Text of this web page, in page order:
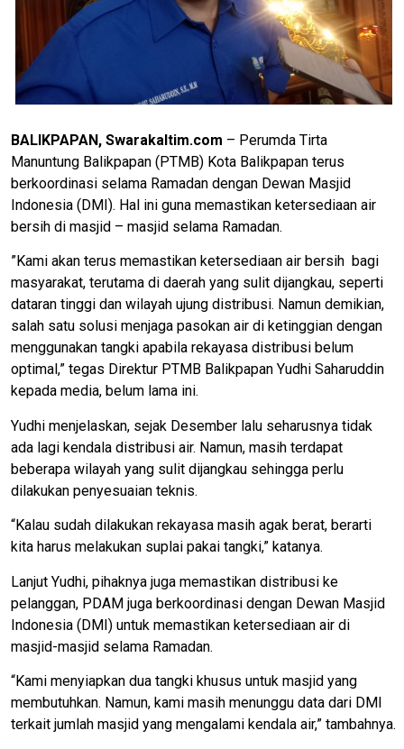
BALIKPAPAN, Swarakaltim.com – Perumda Tirta
Manuntung Balikpapan (PTMB) Kota Balikpapan terus
berkoordinasi selama Ramadan dengan Dewan Masjid
Indonesia (DMI). Hal ini guna memastikan ketersediaan air
bersih di masjid – masjid selama Ramadan.
”Kami akan terus memastikan ketersediaan air bersih bagi
masyarakat, terutama di daerah yang sulit dijangkau, seperti
dataran tinggi dan wilayah ujung distribusi. Namun demikian,
salah satu solusi menjaga pasokan air di ketinggian dengan
menggunakan tangki apabila rekayasa distribusi belum
optimal,” tegas Direktur PTMB Balikpapan Yudhi Saharuddin
kepada media, belum lama ini.
Yudhi menjelaskan, sejak Desember lalu seharusnya tidak
ada lagi kendala distribusi air. Namun, masih terdapat
beberapa wilayah yang sulit dijangkau sehingga perlu
dilakukan penyesuaian teknis.
“Kalau sudah dilakukan rekayasa masih agak berat, berarti
kita harus melakukan suplai pakai tangki,” katanya.
Lanjut Yudhi, pihaknya juga memastikan distribusi ke
pelanggan, PDAM juga berkoordinasi dengan Dewan Masjid
Indonesia (DMI) untuk memastikan ketersediaan air di
masjid-masjid selama Ramadan.
“Kami menyiapkan dua tangki khusus untuk masjid yang
membutuhkan. Namun, kami masih menunggu data dari DMI
terkait jumlah masjid yang mengalami kendala air,” tambahnya.